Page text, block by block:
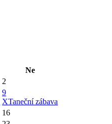
Ne
2
9
XTaneční zábava
16